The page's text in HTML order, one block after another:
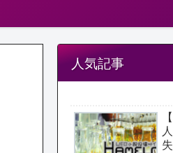
人気記事